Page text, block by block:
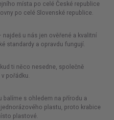
místa po celé České republice
po celé Slovenské republice.
najdeš u nás jen ověřené a kvalitní
standardy a opravdu fungují.
ti něco nesedne, společně
pořádku.
balíme s ohledem na přírodu a
plastu, proto krabice
plastové.